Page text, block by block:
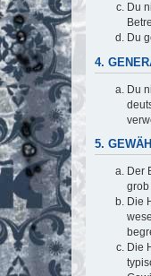
Du
Du
4.
Du
5.
Der
grob
Die
Die